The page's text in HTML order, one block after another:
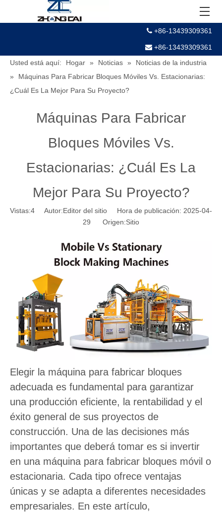
 +86-13439309361
 +86-13439309361
Usted está aquí:
Hogar » Noticias »
Noticias de la industria
»
Máquinas Para Fabricar Bloques Móviles Vs. Estacionarias:
¿Cuál Es La Mejor Para Su Proyecto?
Máquinas Para Fabricar
Bloques Móviles Vs.
Estacionarias: ¿Cuál Es La
Mejor Para Su Proyecto?
Vistas:4 Autor:Editor del sitio Hora de publicación: 2025-04-
29 Origen:Sitio
Elegir la máquina para fabricar bloques
adecuada es fundamental para garantizar
una producción eficiente, la rentabilidad y el
éxito general de sus proyectos de
construcción. Una de las decisiones más
importantes que deberá tomar es si invertir
en una máquina para fabricar bloques móvil o
estacionaria. Cada tipo ofrece ventajas
únicas y se adapta a diferentes necesidades
empresariales. En este artículo,